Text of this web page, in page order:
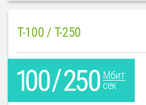
T-100 / T-250
Мбит
сек